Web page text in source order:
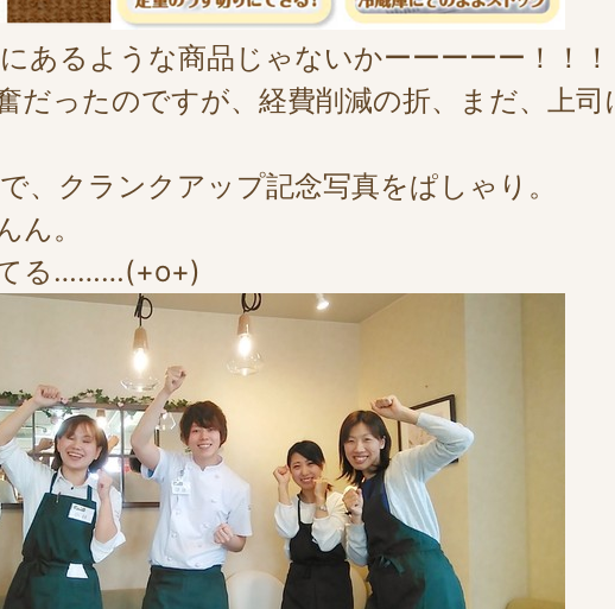
あるような商品じゃないかーーーーー！！！
だったのですが、経費削減の折、まだ、上
、クランクアップ記念写真をぱしゃり。
ん。
る………(+o+)